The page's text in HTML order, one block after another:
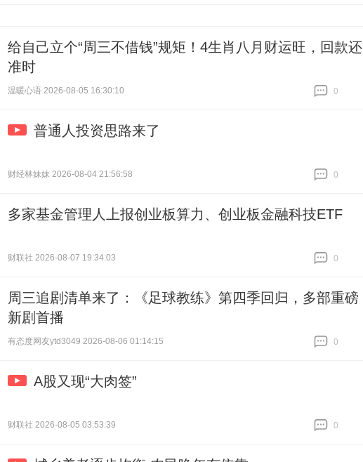
给自己立个“周三不借钱”规矩！4生肖八月财运旺，回款还
准时
温暖心语 2026-08-05 16:30:10
0
普通人投资思路来了
财经林妹妹 2026-08-04 21:56:58
0
多家基金管理人上报创业板算力、创业板金融科技ETF
财联社 2026-08-07 19:34:03
0
周三追剧清单来了：《足球教练》第四季回归，多部重磅
新剧首播
有态度网友ytd3049 2026-08-06 01:14:15
0
A股又现“大肉签”
财联社 2026-08-05 03:53:39
0